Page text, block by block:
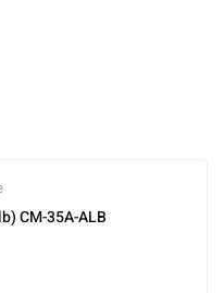
CM-35A-ALB